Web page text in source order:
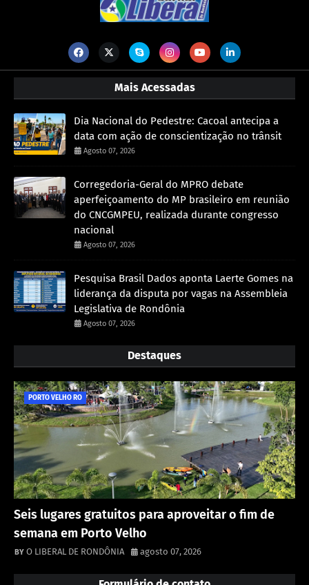
Mais Acessadas
Dia Nacional do Pedestre: Cacoal antecipa a
data com ação de conscientização no trânsit
Agosto 07, 2026
Corregedoria-Geral do MPRO debate
aperfeiçoamento do MP brasileiro em reunião
do CNCGMPEU, realizada durante congresso
nacional
Agosto 07, 2026
Pesquisa Brasil Dados aponta Laerte Gomes na
liderança da disputa por vagas na Assembleia
Legislativa de Rondônia
Agosto 07, 2026
Destaques
PORTO VELHO RO
Seis lugares gratuitos para aproveitar o fim de
semana em Porto Velho
O LIBERAL DE RONDÔNIA agosto 07, 2026